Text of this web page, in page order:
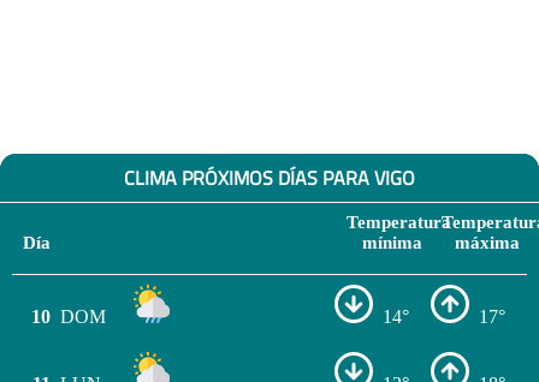
CLIMA PRÓXIMOS DÍAS PARA VIGO
Día
Temperatura
mínima
máxima
10 DOM 14° 17°